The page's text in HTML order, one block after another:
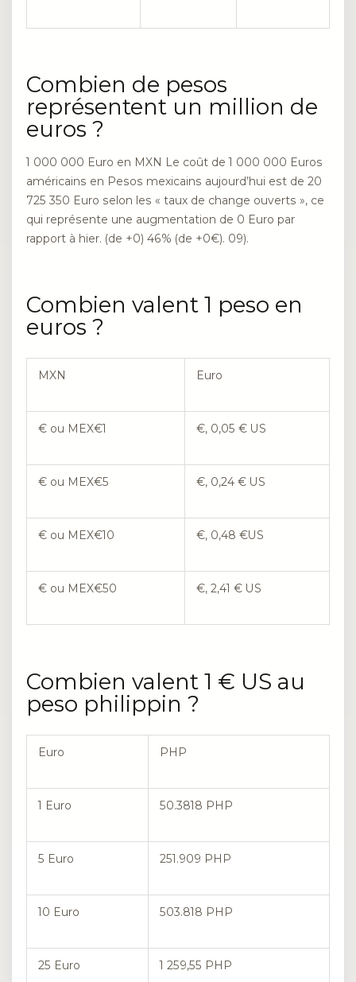
Combien de pesos
représentent un million de
euros ?
1 000 000 Euro en MXN Le coût de 1 000 000 Euros
américains en Pesos mexicains aujourd’hui est de 20
725 350 Euro selon les « taux de change ouverts », ce
qui représente une augmentation de 0 Euro par
rapport à hier. (de +0) 46% (de +0€). 09).
Combien valent 1 peso en
euros ?
MXN Euro
€ ou MEX€1 €, 0,05 € US
€ ou MEX€5 €, 0,24 € US
€ ou MEX€10 €, 0,48 €US
€ ou MEX€50 €, 2,41 € US
Combien valent 1 € US au
peso philippin ?
Euro PHP
1 Euro 50.3818 PHP
5 Euro 251.909 PHP
10 Euro 503.818 PHP
25 Euro 1 259,55 PHP